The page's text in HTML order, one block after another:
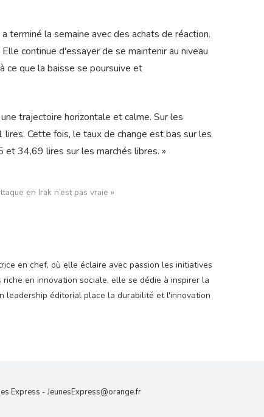
la semaine avec des achats de réaction.
continue d'essayer de se maintenir au niveau
que la baisse se poursuive et
trajectoire horizontale et calme. Sur les
Cette fois, le taux de change est bas sur les
et 34,69 lires sur les marchés libres. »
en Irak n’est pas vraie »
en chef, où elle éclaire avec passion les initiatives
en innovation sociale, elle se dédie à inspirer la
leadership éditorial place la durabilité et l'innovation
Express -JeunesExpress@orange.fr